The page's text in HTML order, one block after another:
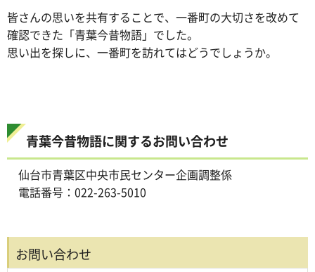
皆さんの思いを共有することで、一番町の大切さを改めて
確認できた「青葉今昔物語」でした。
思い出を探しに、一番町を訪れてはどうでしょうか。
青葉今昔物語に関するお問い合わせ
仙台市青葉区中央市民センター企画調整係
電話番号：022-263-5010
お問い合わせ